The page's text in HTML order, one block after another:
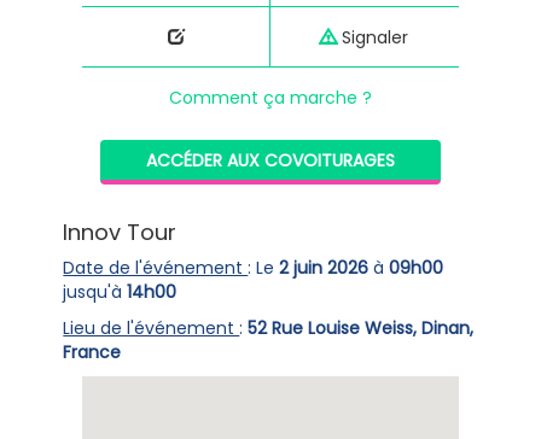
Signaler
Comment ça marche ?
ACCÉDER AUX COVOITURAGES
Innov Tour
Date de l'événement: Le2 juin 2026 à09h00
jusqu'à14h00
Lieu de l'événement:52 Rue Louise Weiss, Dinan,
France